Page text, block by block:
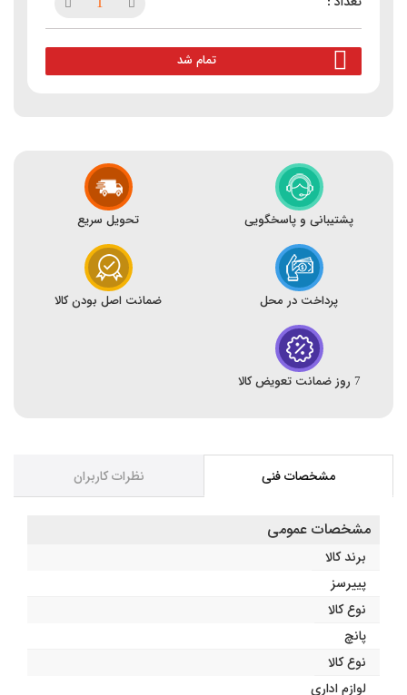
تمام شد
پشتیبانی و پاسخگویی تحویل سریع
پرداخت در محل ضمانت اصل بودن کالا
7 روز ضمانت تعویض کالا
مشخصات فنی نظرات کاربران
مشخصات عمومی
برند کالا
پییرسز
نوع کالا
پانچ
نوع کالا
لوازم اداری